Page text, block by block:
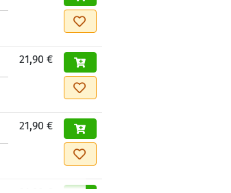
21,90 €
21,90 €